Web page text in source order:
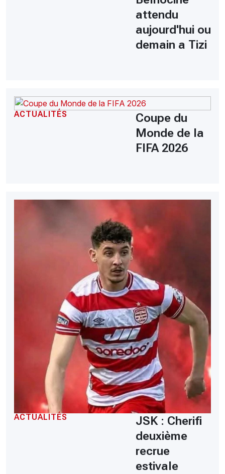
attendu
aujourd'hui ou
demain a Tizi
ACTUALITÉS
Coupe du
Monde de la
FIFA 2026
ACTUALITÉS
JSK : Cherifi
deuxième
recrue
estivale